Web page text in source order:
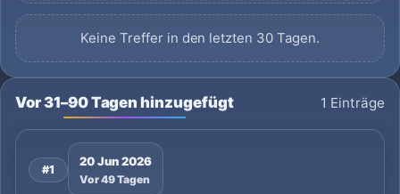
Keine Treffer in den letzten 30 Tagen.
Vor 31–90 Tagen hinzugefügt 1 Einträge
#1
20 Jun 2026
Vor 49 Tagen